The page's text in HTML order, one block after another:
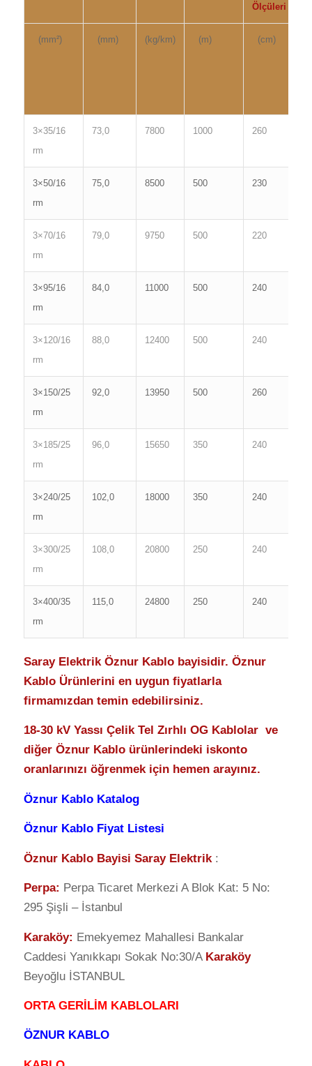
Ölçüleri
(mm²) (mm) (kg/km) (m) (cm)
3×35/16
rm
73,0 7800 1000 260
3×50/16
rm
75,0 8500 500 230
3×70/16
rm
79,0 9750 500 220
3×95/16
rm
84,0 11000 500 240
3×120/16
rm
88,0 12400 500 240
3×150/25
rm
92,0 13950 500 260
3×185/25
rm
96,0 15650 350 240
3×240/25
rm
102,0 18000 350 240
3×300/25
rm
108,0 20800 250 240
3×400/35
rm
115,0 24800 250 240
Saray Elektrik Öznur Kablo bayisidir. Öznur
Kablo Ürünlerini en uygun fiyatlarla
firmamızdan temin edebilirsiniz.
18-30 kV Yassı Çelik Tel Zırhlı OG Kablolar ve
diğer Öznur Kablo ürünlerindeki iskonto
oranlarınızı öğrenmek için hemen arayınız.
Öznur Kablo Katalog
Öznur Kablo Fiyat Listesi
Öznur Kablo Bayisi Saray Elektrik:
Perpa: Perpa Ticaret Merkezi A Blok Kat: 5 No:
295 Şişli – İstanbul
Karaköy: Emekyemez Mahallesi Bankalar
Caddesi Yanıkkapı Sokak No:30/A Karaköy
Beyoğlu İSTANBUL
ORTA GERİLİM KABLOLARI
ÖZNUR KABLO